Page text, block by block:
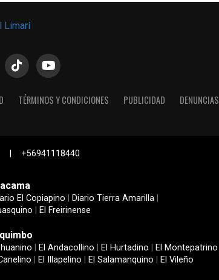
TÉRMINOS Y CONDICIONES PUBLICIDAD DENUNCIAS
| +56941118440
El Copiapino Diario Tierra Amarilla
El Freirinense
El Andacollino El Hurtadino El Montepatrino
El Illapelino El Salamanquino El Vileño